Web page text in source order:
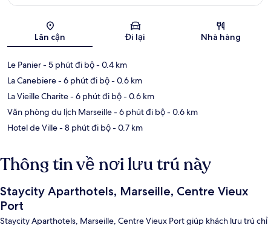
Bản đồ
Lân cận Đi lại Nhà hàng
Le Panier- 5 phút đi bộ- 0.4 km
La Canebiere- 6 phút đi bộ- 0.6 km
La Vieille Charite- 6 phút đi bộ- 0.6 km
Văn phòng du lịch Marseille- 6 phút đi bộ- 0.6 km
Hotel de Ville- 8 phút đi bộ- 0.7 km
Thông tin về nơi lưu trú này
Staycity Aparthotels, Marseille, Centre Vieux
Port
Staycity Aparthotels, Marseille, Centre Vieux Port giúp khách lưu trú chỉ